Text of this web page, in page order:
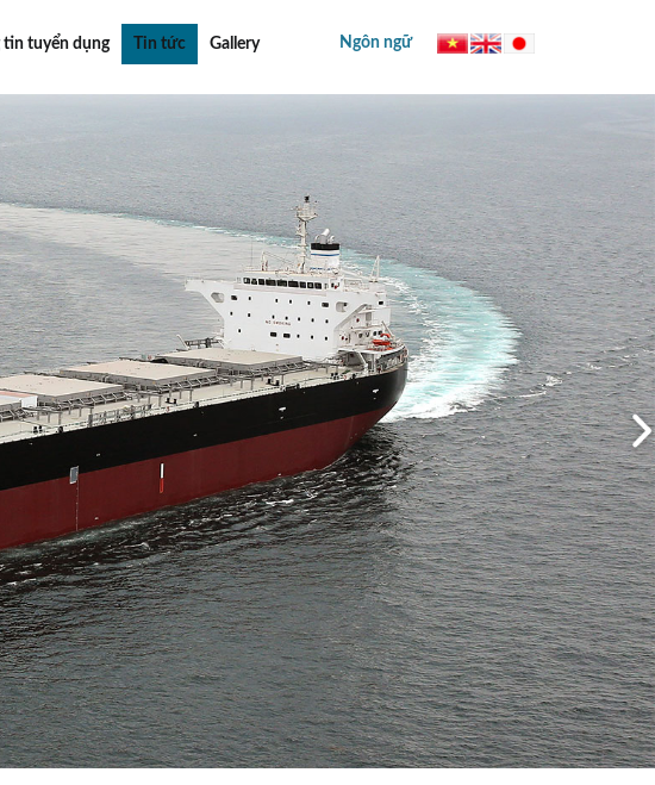
tin tuyển dụng Tin tức Gallery Ngôn ngữ